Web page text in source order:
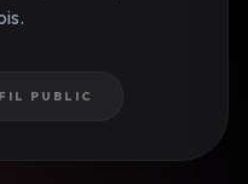
PUBLIC